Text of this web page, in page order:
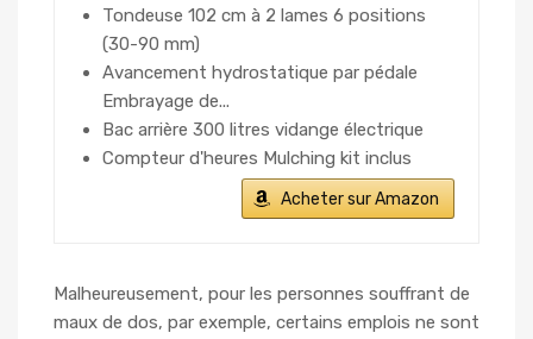
Tondeuse 102 cm à 2 lames 6 positions
(30-90 mm)
Avancement hydrostatique par pédale
Embrayage de...
Bac arrière 300 litres vidange électrique
Compteur d'heures Mulching kit inclus
Acheter sur Amazon
Malheureusement, pour les personnes souffrant de
maux de dos, par exemple, certains emplois ne sont